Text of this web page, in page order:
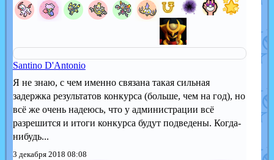
Santino D'Antonio
Я не знаю, с чем именно связана такая сильная
задержка результатов конкурса (больше, чем на год), но
всё же очень надеюсь, что у администрации всё
разрешится и итоги конкурса будут подведены. Когда-
нибудь...
3 декабря 2018 08:08